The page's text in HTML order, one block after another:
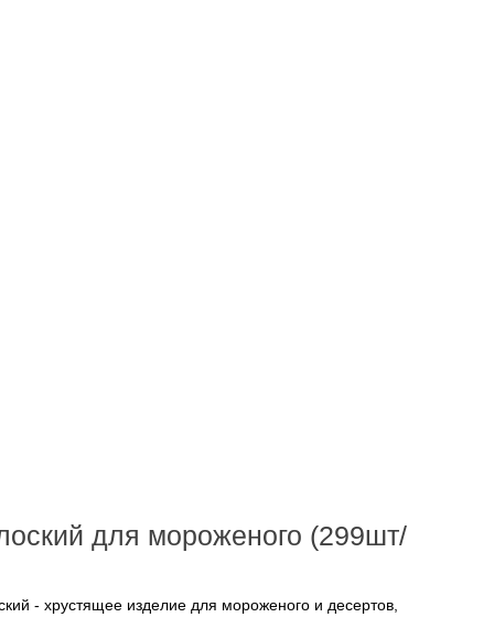
для мороженого (299шт/
- хрустящее изделие для мороженого и десертов,